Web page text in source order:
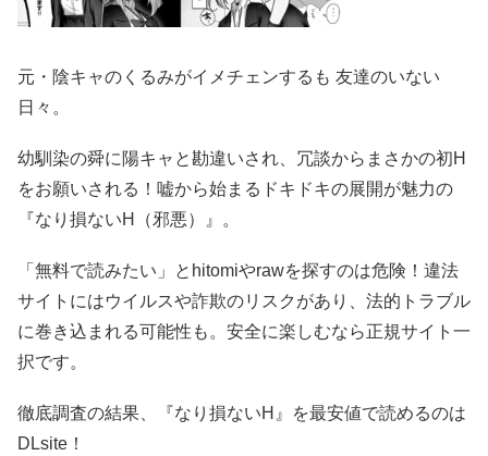
元・陰キャのくるみがイメチェンするも 友達のいない
日々。
幼馴染の舜に陽キャと勘違いされ、冗談からまさかの初H
をお願いされる！嘘から始まるドキドキの展開が魅力の
『なり損ないH（邪悪）』。
「無料で読みたい」とhitomiやrawを探すのは危険！違法
サイトにはウイルスや詐欺のリスクがあり、法的トラブル
に巻き込まれる可能性も。安全に楽しむなら正規サイト一
択です。
徹底調査の結果、『なり損ないH』を最安値で読めるのは
DLsite！